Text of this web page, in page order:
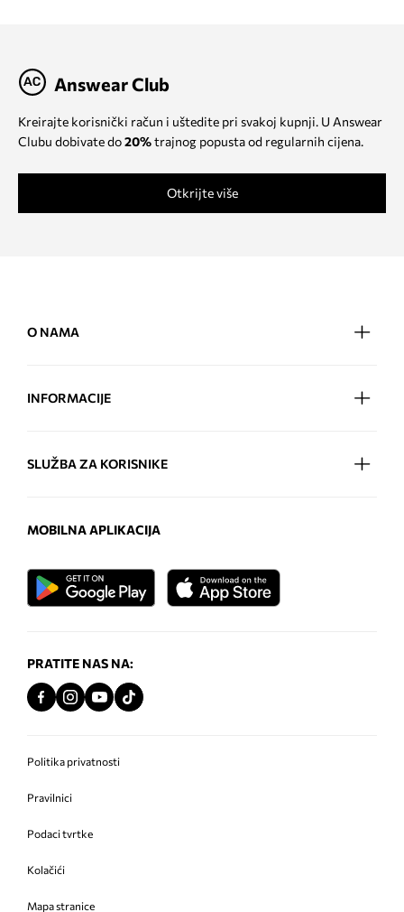
Answear Club
Kreirajte korisnički račun i uštedite pri svakoj kupnji. U Answear
Clubu dobivate do20%trajnog popusta od regularnih cijena.
Otkrijte više
O NAMA
INFORMACIJE
SLUŽBA ZA KORISNIKE
MOBILNA APLIKACIJA
PRATITE NAS NA:
Politika privatnosti
Pravilnici
Podaci tvrtke
Kolačići
Mapa stranice